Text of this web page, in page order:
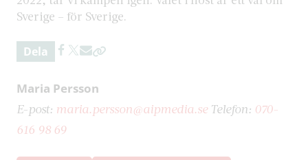
Sverige – för Sverige.
Dela
Maria Persson
E-post: maria.persson@aipmedia.seTelefon: 070-
616 98 69